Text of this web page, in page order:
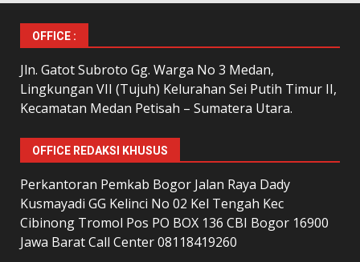
OFFICE :
Jln. Gatot Subroto Gg. Warga No 3 Medan,
Lingkungan VII (Tujuh) Kelurahan Sei Putih Timur II,
Kecamatan Medan Petisah – Sumatera Utara.
OFFICE REDAKSI KHUSUS
Perkantoran Pemkab Bogor Jalan Raya Dady
Kusmayadi GG Kelinci No 02 Kel Tengah Kec
Cibinong Tromol Pos PO BOX 136 CBI Bogor 16900
Jawa Barat Call Center 08118419260